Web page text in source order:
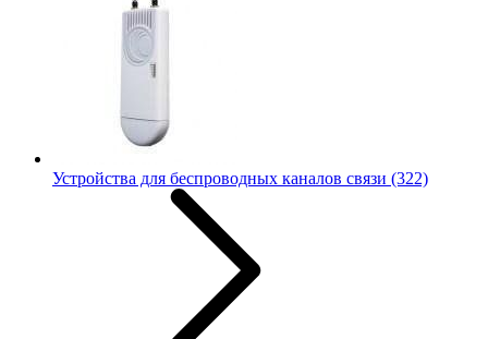
Устройства для беспроводных каналов связи (322)